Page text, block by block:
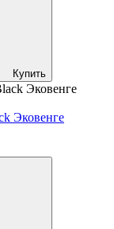
Купить
Эковенге